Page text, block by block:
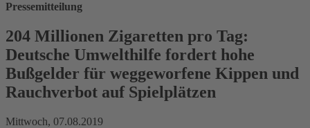
Pressemitteilung
204 Millionen Zigaretten pro Tag:
Deutsche Umwelthilfe fordert hohe
Bußgelder für weggeworfene Kippen und
Rauchverbot auf Spielplätzen
Mittwoch, 07.08.2019